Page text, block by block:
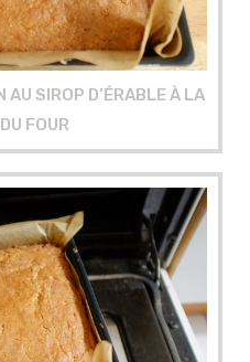
AU SIROP D’ÉRABLE À LA
FOUR